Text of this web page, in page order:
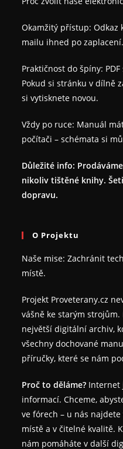
Okamžitý přístup: Odkaz
mailu ihned po
Praktičnost do špíny:
Pokud si stránku v dílně
si vytisknete novou.
Vždy po ruce: Manuál
počítači – schémata si
Důležité info:
nikoliv tištěné knihy.
dopravu.
O Projektu
Naše mise: Zachránit
místě.
Projekt Proveterany.cz
vášně ke starým
největší digitální archiv,
všechny dochované
příručky, které se nám
Proč to děláme? Internet
informací. Chceme,
ve fórech – u nás
místě a v čitelné kvalitě.
nám pomáháte v další